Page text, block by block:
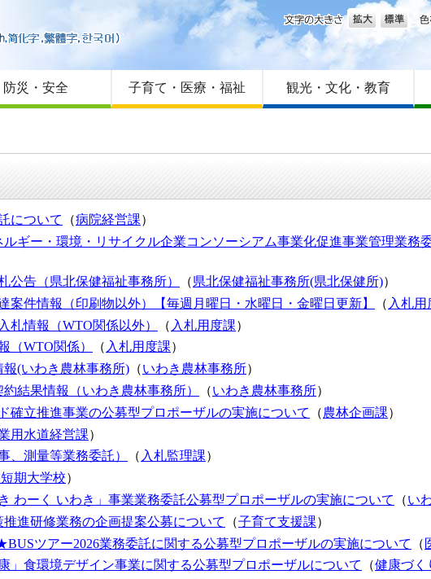
はじめての方へ
Foreign language
サイトマップ
文字の大きさ
防災・安全 子育て・医療・福祉 観光・文化・教育
について （病院経営課）
ルギー・環境・リサイクル企業コンソーシアム事業化促進事業管理業務
公告（県北保健福祉事務所） （県北保健福祉事務所(県北保健所)）
案件情報（印刷物以外）【毎週月曜日・水曜日・金曜日更新】 （ 入札用
札情報（WTO関係以外） （ 入札用度課）
（WTO関係） （ 入札用度課）
(いわき農林事務所) （いわき農林事務所）
結果情報（いわき農林事務所） （いわき農林事務所）
確立推進事業の公募型プロポーザルの実施について （農林企画課）
用水道経営課）
、測量等業務委託） （ 入札監理課）
期大学校）
わーく いわき」事業業務委託公募型プロポーザルの実施について （い
進研修業務の企画提案公募について （子育て支援課）
ツアー2026業務委託に関する公募型プロポーザルの実施について （
」食環境デザイン事業に関する公募型プロポーザルについて （健康づく